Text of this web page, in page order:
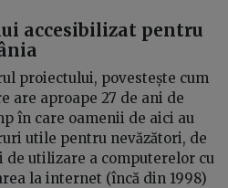
accesibilizat pentru
proiectului, povestește cum
are aproape 27 de ani de
în care oamenii de aici au
utile pentru nevăzători, de
de utilizare a computerelor cu
la internet (încă din 1998)